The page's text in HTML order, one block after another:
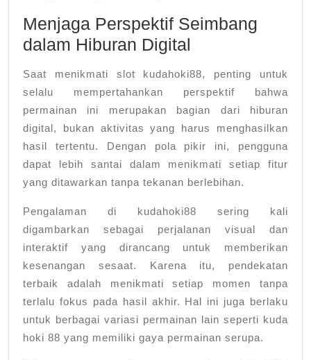
Menjaga Perspektif Seimbang
dalam Hiburan Digital
Saat menikmati slot kudahoki88, penting untuk
selalu mempertahankan perspektif bahwa
permainan ini merupakan bagian dari hiburan
digital, bukan aktivitas yang harus menghasilkan
hasil tertentu. Dengan pola pikir ini, pengguna
dapat lebih santai dalam menikmati setiap fitur
yang ditawarkan tanpa tekanan berlebihan.
Pengalaman di kudahoki88 sering kali
digambarkan sebagai perjalanan visual dan
interaktif yang dirancang untuk memberikan
kesenangan sesaat. Karena itu, pendekatan
terbaik adalah menikmati setiap momen tanpa
terlalu fokus pada hasil akhir. Hal ini juga berlaku
untuk berbagai variasi permainan lain seperti kuda
hoki 88 yang memiliki gaya permainan serupa.